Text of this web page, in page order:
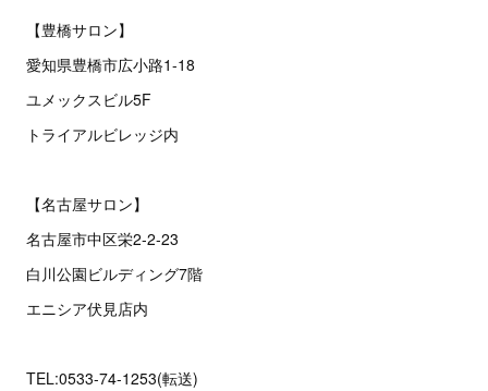
【豊橋サロン】
愛知県豊橋市広小路1-18
ユメックスビル5F
トライアルビレッジ内
【名古屋サロン】
名古屋市中区栄2‐2‐23
白川公園ビルディング7階
エニシア伏見店内
TEL:0533-74-1253(転送)